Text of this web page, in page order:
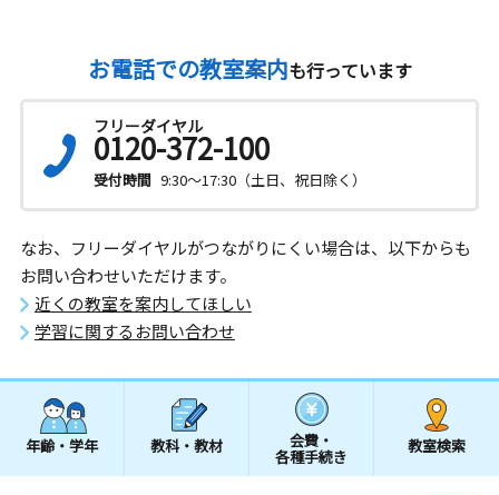
お電話での教室案内も行っています
フリーダイヤル
0120-372-100
受付時間 9:30～17:30（土日、祝日除く）
なお、フリーダイヤルがつながりにくい場合は、以下からも
お問い合わせいただけます。
近くの教室を案内してほしい
学習に関するお問い合わせ
年齢・学年 教科・教材 会費・
各種手続き
教室検索